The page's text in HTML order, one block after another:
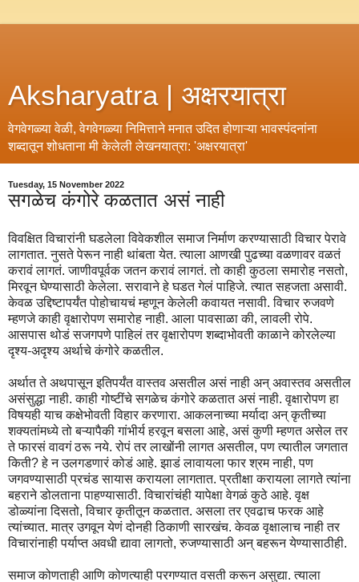
Aksharyatra | अक्षरयात्रा
वेगवेगळ्या वेळी, वेगवेगळ्या निमित्ताने मनात उदित होणाऱ्या भावस्पंदनांना
शब्दातून शोधताना मी केलेली लेखनयात्रा: 'अक्षरयात्रा'
Tuesday, 15 November 2022
सगळेच कंगोरे कळतात असं नाही
विवक्षित विचारांनी घडलेला विवेकशील समाज निर्माण करण्यासाठी विचार पेरावे
लागतात. नुसते पेरून नाही थांबता येत. त्याला आणखी पुढच्या वळणावर वळतं
करावं लागतं. जाणीवपूर्वक जतन करावं लागतं. तो काही कुठला समारोह नसतो,
मिरवून घेण्यासाठी केलेला. सरावाने हे घडत गेलं पाहिजे. त्यात सहजता असावी.
केवळ उद्दिष्टापर्यंत पोहोचायचं म्हणून केलेली कवायत नसावी. विचार रुजवणे
म्हणजे काही वृक्षारोपण समारोह नाही. आला पावसाळा की, लावली रोपे.
आसपास थोडं सजगपणे पाहिलं तर वृक्षारोपण शब्दाभोवती काळाने कोरलेल्या
दृश्य-अदृश्य अर्थाचे कंगोरे कळतील.
अर्थात ते अथपासून इतिपर्यंत वास्तव असतील असं नाही अन् अवास्तव असतील
असंसुद्धा नाही. काही गोष्टींचे सगळेच कंगोरे कळतात असं नाही. वृक्षारोपण हा
विषयही याच कक्षेभोवती विहार करणारा. आकलनाच्या मर्यादा अन् कृतीच्या
शक्यतांमध्ये तो बऱ्यापैकी गांभीर्य हरवून बसला आहे, असं कुणी म्हणत असेल तर
ते फारसं वावगं ठरू नये. रोपं तर लाखोंनी लागत असतील, पण त्यातील जगतात
किती? हे न उलगडणारं कोडं आहे. झाडं लावायला फार श्रम नाही, पण
जगवण्यासाठी प्रचंड सायास करायला लागतात. प्रतीक्षा करायला लागते त्यांना
बहराने डोलताना पाहण्यासाठी. विचारांचंही यापेक्षा वेगळं कुठे आहे. वृक्ष
डोळ्यांना दिसतो, विचार कृतीतून कळतात. असला तर एवढाच फरक आहे
त्यांच्यात. मात्र उगवून येणं दोनही ठिकाणी सारखंच. केवळ वृक्षालाच नाही तर
विचारांनाही पर्याप्त अवधी द्यावा लागतो, रुजण्यासाठी अन् बहरून येण्यासाठीही.
समाज कोणताही आणि कोणत्याही परगण्यात वसती करून असुद्या. त्याला